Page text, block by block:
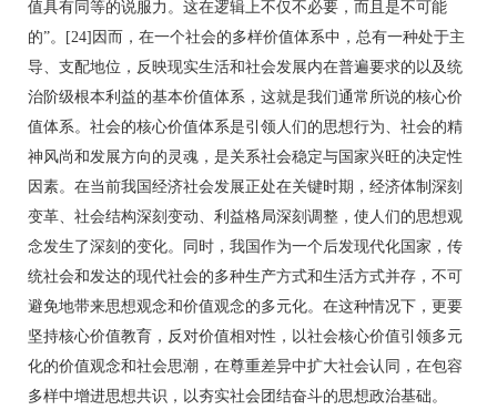
值具有同等的说服力。这在逻辑上不仅不必要，而且是不可能
的”。[24]因而，在一个社会的多样价值体系中，总有一种处于主
导、支配地位，反映现实生活和社会发展内在普遍要求的以及统
治阶级根本利益的基本价值体系，这就是我们通常所说的核心价
值体系。社会的核心价值体系是引领人们的思想行为、社会的精
神风尚和发展方向的灵魂，是关系社会稳定与国家兴旺的决定性
因素。在当前我国经济社会发展正处在关键时期，经济体制深刻
变革、社会结构深刻变动、利益格局深刻调整，使人们的思想观
念发生了深刻的变化。同时，我国作为一个后发现代化国家，传
统社会和发达的现代社会的多种生产方式和生活方式并存，不可
避免地带来思想观念和价值观念的多元化。在这种情况下，更要
坚持核心价值教育，反对价值相对性，以社会核心价值引领多元
化的价值观念和社会思潮，在尊重差异中扩大社会认同，在包容
多样中增进思想共识，以夯实社会团结奋斗的思想政治基础。